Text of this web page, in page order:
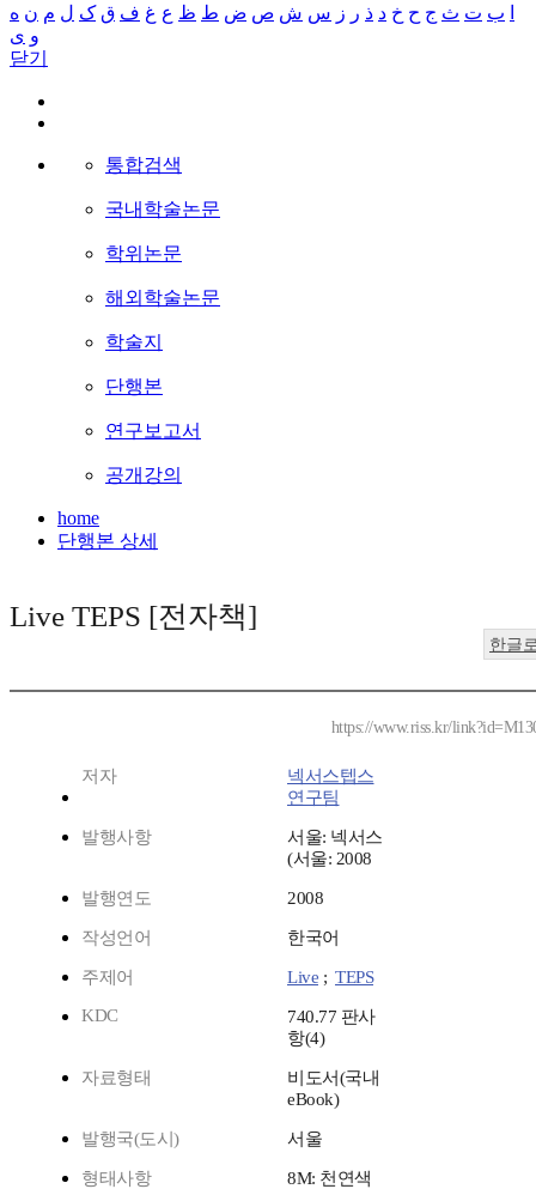
ب ت ث ج ح خ د ذ ر ز س ش ص ض ط ظ ع غ ف ق ک ل م ن ه
و ی
닫기
통합검색
국내학술논문
학위논문
해외학술논문
학술지
단행본
연구보고서
공개강의
home
단행본 상세
Live TEPS [전자책]
한글
https://www.riss.kr/
저자
넥서스텝스
연구팀
발행사항
서울: 넥서스
(서울: 2008
발행연도 2008
작성언어 한국어
주제어 Live ; TEPS
KDC
740.77 판사
항(4)
자료형태
비도서(국내
eBook)
발행국(도시) 서울
형태사항 8M: 천연색